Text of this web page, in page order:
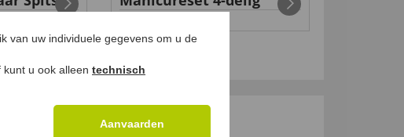
99 €
van uw individuele gegevens om u de
u ook alleen technisch
Aanvaarden